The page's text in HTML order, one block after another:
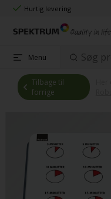
Hurtig levering
Menu
Tilbage til
forrige